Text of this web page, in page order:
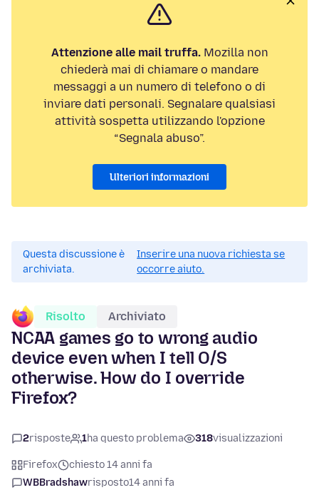
Attenzione alle mail truffa.Mozilla non
chiederà mai di chiamare o mandare
messaggi a un numero di telefono o di
inviare dati personali. Segnalare qualsiasi
attività sospetta utilizzando l'opzione
“Segnala abuso”.
Ulteriori informazioni
Questa discussione è
archiviata.
Inserire una nuova richiesta se
occorre aiuto.
Risolto Archiviato
NCAA games go to wrong audio
device even when I tell O/S
otherwise. How do I override
Firefox?
2risposte 1ha questo problema 318visualizzazioni
Firefox
chiesto 14 anni fa
WBBradshawrisposto14 anni fa